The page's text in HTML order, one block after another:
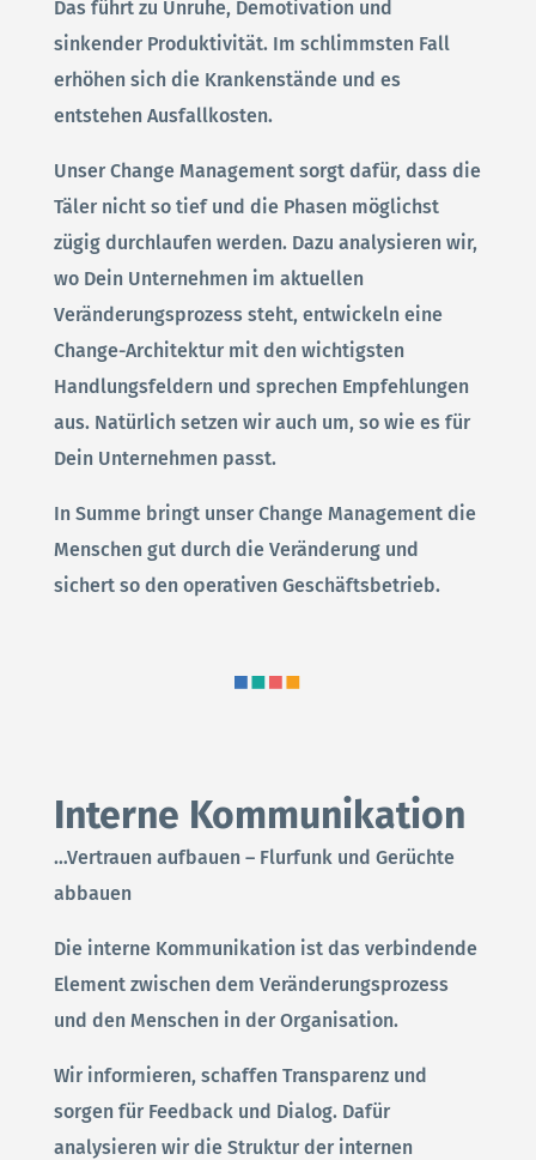
Das führt zu Unruhe, Demotivation und
sinkender Produktivität. Im schlimmsten Fall
erhöhen sich die Krankenstände und es
entstehen Ausfallkosten.
Unser Change Management sorgt dafür, dass die
Täler nicht so tief und die Phasen möglichst
zügig durchlaufen werden. Dazu analysieren wir,
wo Dein Unternehmen im aktuellen
Veränderungsprozess steht, entwickeln eine
Change-Architektur mit den wichtigsten
Handlungsfeldern und sprechen Empfehlungen
aus. Natürlich setzen wir auch um, so wie es für
Dein Unternehmen passt.
In Summe bringt unser Change Management die
Menschen gut durch die Veränderung und
sichert so den operativen Geschäftsbetrieb.
Interne Kommunikation
…Vertrauen aufbauen – Flurfunk und Gerüchte
abbauen
Die interne Kommunikation ist das verbindende
Element zwischen dem Veränderungsprozess
und den Menschen in der Organisation.
Wir informieren, schaffen Transparenz und
sorgen für Feedback und Dialog. Dafür
analysieren wir die Struktur der internen